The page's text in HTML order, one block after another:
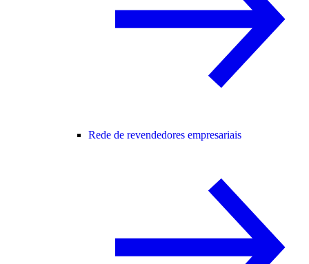
Rede de revendedores empresariais